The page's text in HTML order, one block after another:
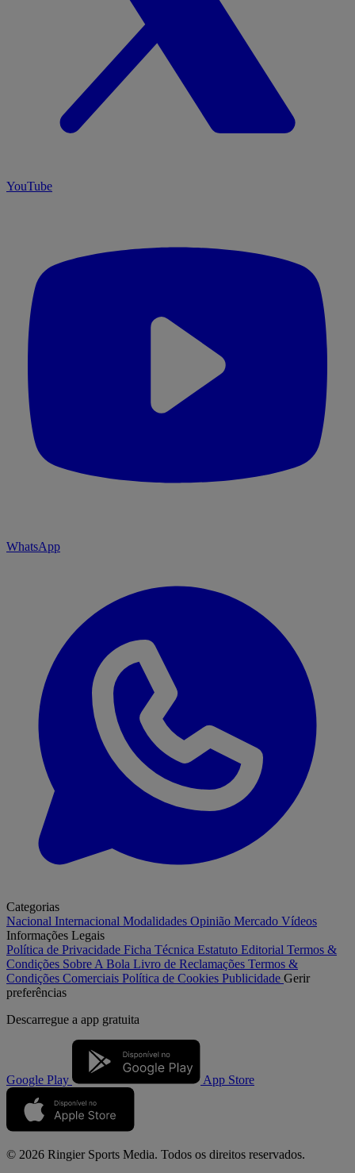
YouTube
WhatsApp
Categorias
Nacional Internacional Modalidades Opinião Mercado Vídeos
Informações Legais
Política de Privacidade Ficha Técnica Estatuto Editorial Termos &
Condições Sobre A Bola Livro de Reclamações Termos &
Condições Comerciais Política de Cookies Publicidade Gerir
preferências
Descarregue a app gratuita
Google Play App Store
© 2026 Ringier Sports Media. Todos os direitos reservados.